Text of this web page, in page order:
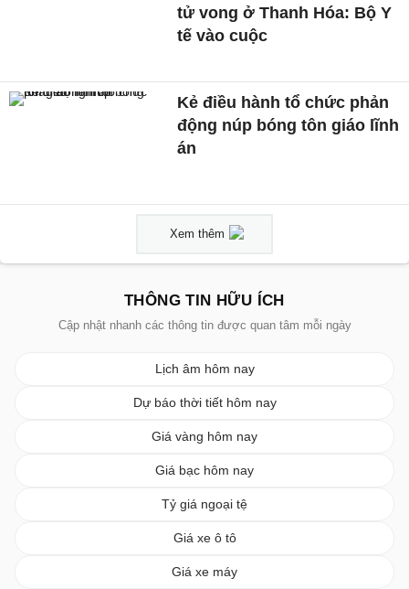
tử vong ở Thanh Hóa: Bộ Y
tế vào cuộc
Kẻ điều hành tổ chức phản
động núp bóng tôn giáo lĩnh
án
Xem thêm
THÔNG TIN HỮU ÍCH
Cập nhật nhanh các thông tin được quan tâm mỗi ngày
Lịch âm hôm nay
Dự báo thời tiết hôm nay
Giá vàng hôm nay
Giá bạc hôm nay
Tỷ giá ngoại tệ
Giá xe ô tô
Giá xe máy